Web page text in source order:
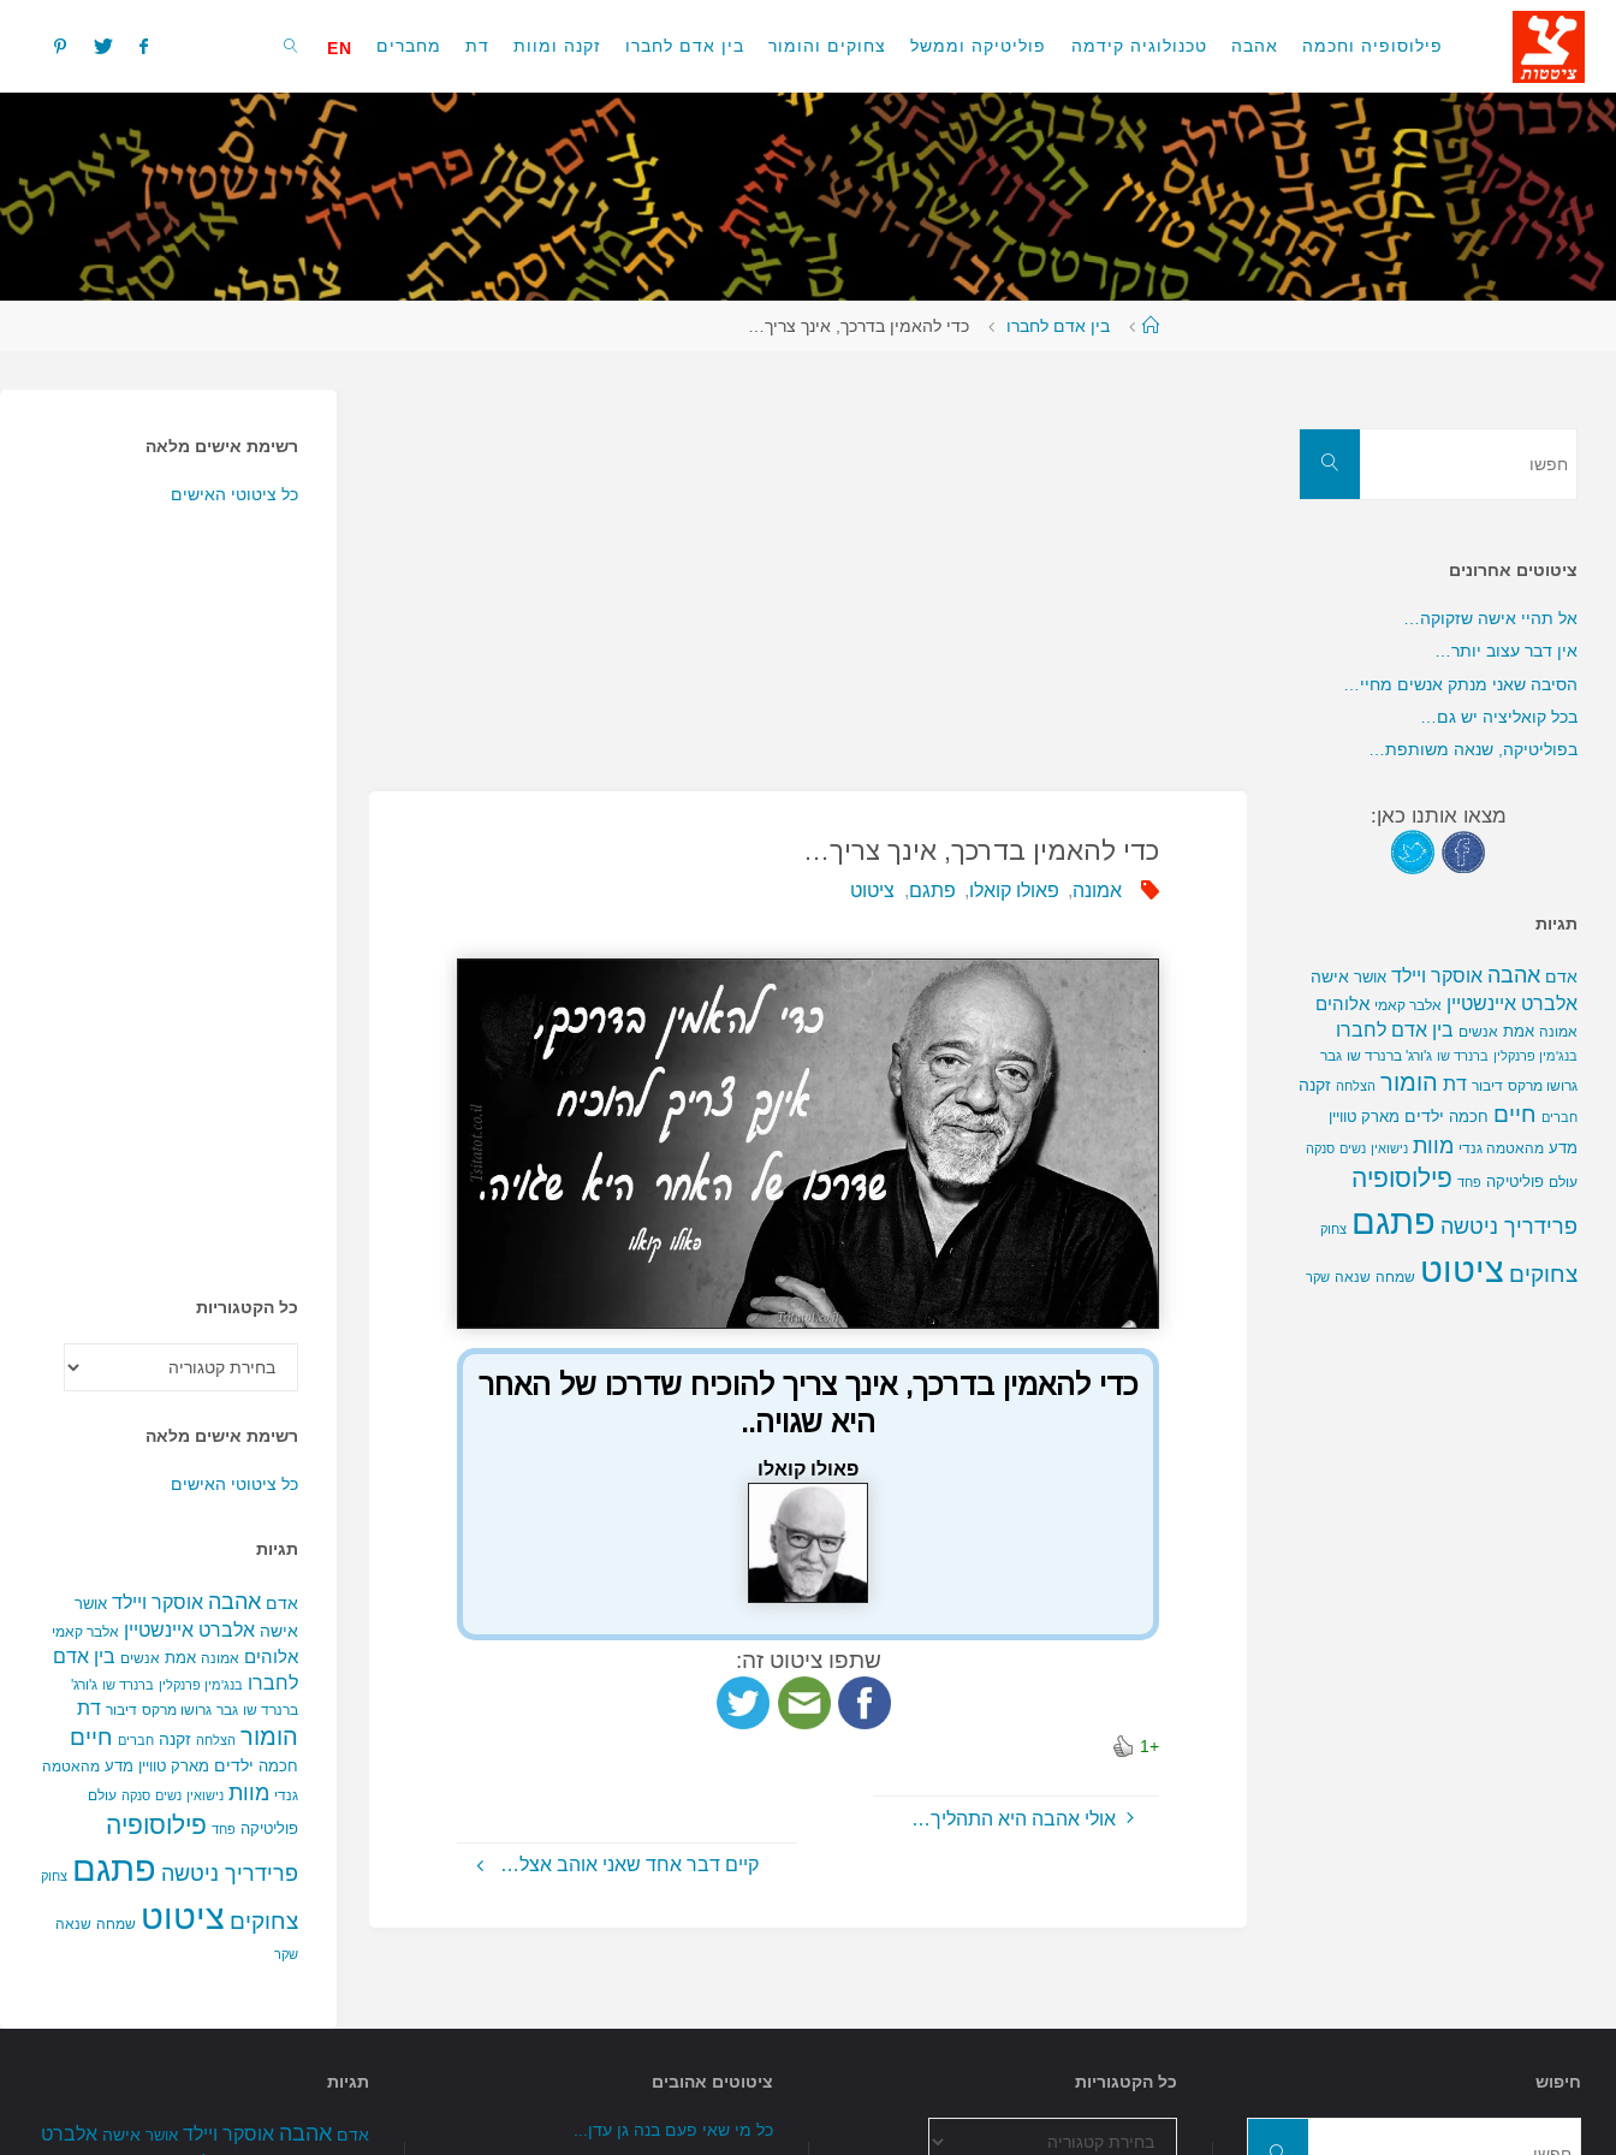
דלגו
פילוסופיה וחכמה אהבה טכנולוגיה קידמה פוליטיקה וממשל צחוקים והומור בין אדם לחברו זקנה ומוות דת מחברים EN
עמודבין אדם לחברו כדי להאמין בדרכך, אינך צריך…
כדי להאמין בדרכך, אינך צריך…
אמונה, פאולו קואלו, פתגם, ציטוט
כדי להאמין בדרכך, אינך צריך להוכיח שדרכו של האחר
היא שגויה..
פאולו קואלו
שתפו ציטוט זה:
+1
אולי אהבה היא התהליך…
קיים דבר אחד שאני אוהב אצל…
רשימת אישים מלאה
כל ציטוטי האישים
כל הקטגוריות
הקטגוריות
רשימת אישים מלאה
כל ציטוטי האישים
תגיות
אדם אהבה אוסקר ויילד אושר
אישה אלברט איינשטיין אלבר קאמי
אלוהים אמונה אמת אנשים בין אדם
לחברו בנג'מין פרנקלין ברנרד שו ג'ורג'
ברנרד שו גבר גרושו מרקס דיבור דת
הומור הצלחה זקנה חברים חיים
חכמה ילדים מארק טוויין מדע מהאטמה
גנדי מוות נישואין נשים סנקה עולם
פוליטיקה פחד פילוסופיה
פרידריך ניטשה פתגם צחוק
צחוקים ציטוט שמחה שנאה
שקר
חפשו
ציטוטים אחרונים
אל תהיי אישה שזקוקה…
אין דבר עצוב יותר…
הסיבה שאני מנתק אנשים מחיי…
בכל קואליציה יש גם…
בפוליטיקה, שנאה משותפת…
מצאו אותנו כאן:
תגיות
אדם אהבה אוסקר ויילד אושר אישה
אלברט איינשטיין אלבר קאמי אלוהים
אמונה אמת אנשים בין אדם לחברו
בנג'מין פרנקלין ברנרד שו ג'ורג' ברנרד שו גבר
גרושו מרקס דיבור דת הומור הצלחה זקנה
חברים חיים חכמה ילדים מארק טוויין
מדע מהאטמה גנדי מוות נישואין נשים סנקה
עולם פוליטיקה פחד פילוסופיה
פרידריך ניטשה פתגם צחוק
צחוקים ציטוט שמחה שנאה שקר
חיפוש כל הקטגוריות ציטוטים אהובים
כל מי שאי פעם בנה גן עדן...
תגיות
אדם אהבה אוסקר ויילד אושר אישה אלברט